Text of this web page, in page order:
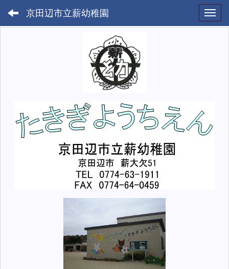
京田辺市立薪幼稚園